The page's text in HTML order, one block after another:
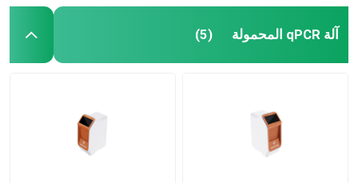
آلة استخراج الحمض النووي
آلة qPCR المحمولة (5)